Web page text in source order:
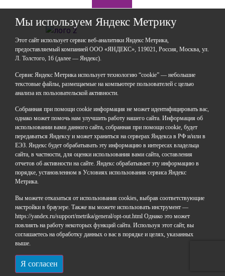
Мы используем Яндекс Метрику
Этот сайт использует сервис веб-аналитики Яндекс Метрика,
предоставляемый компанией ООО «ЯНДЕКС», 119021, Россия, Москва, ул.
Л. Толстого, 16 (далее — Яндекс).
Сервис Яндекс Метрика использует технологию “cookie” — небольшие
текстовые файлы, размещаемые на компьютере пользователей с целью
анализа их пользовательской активности.
Собранная при помощи cookie информация не может идентифицировать вас,
однако может помочь нам улучшить работу нашего сайта. Информация об
использовании вами данного сайта, собранная при помощи cookie, будет
передаваться Яндексу и может храниться на серверах Яндекса в РФ и/или в
ЕЭЗ. Яндекс будет обрабатывать эту информацию в интересах владельца
сайта, в частности, для оценки использования вами сайта, составления
отчетов об активности на сайте. Яндекс обрабатывает эту информацию в
порядке, установленном в Условиях использования сервиса Яндекс
Метрика.
Вы можете отказаться от использования cookies, выбрав соответствующие
настройки в браузере. Также вы можете использовать инструмент —
https://yandex.ru/support/metrika/general/opt-out.html Однако это может
повлиять на работу некоторых функций сайта. Используя этот сайт, вы
соглашаетесь на обработку данных о вас в порядке и целях, указанных
выше.
Я согласен
ГАОУДО «Центр развития талантов «Аврора»
ИНН: 0277946670
ОГРН: 119028008662
Юридический адрес: 450112, Российская Федерация,
город Уфа, улица Мира, дом 14
Фактический адрес: 450112, Российская Федерация,
Республика Башкортостан,
город Уфа, улица Мира, дом 14
+7 (347) 286-77-58 - отдел профильных смен
+7(347) 246-64-95 - отдел олимпиадного движения
+7 (347) 286-77-61 - отдел ДО
+7 (347) 287-23-00 - приемная
+7 (347) 246-67-38 - бухгалтерия
rbavrora@yandex.ru